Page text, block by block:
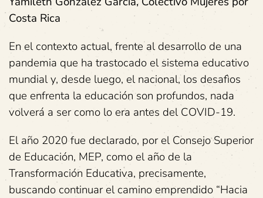
Costa Rica
En el contexto actual, frente al desarrollo de una
pandemia que ha trastocado el sistema educativo
mundial y, desde luego, el nacional, los desafìos
que enfrenta la educación son profundos, nada
volverá a ser como lo era antes del COVID-19.
El año 2020 fue declarado, por el Consejo Superior
de Educación, MEP, como el año de la
Transformación Educativa, precisamente,
buscando continuar el camino emprendido “Hacia